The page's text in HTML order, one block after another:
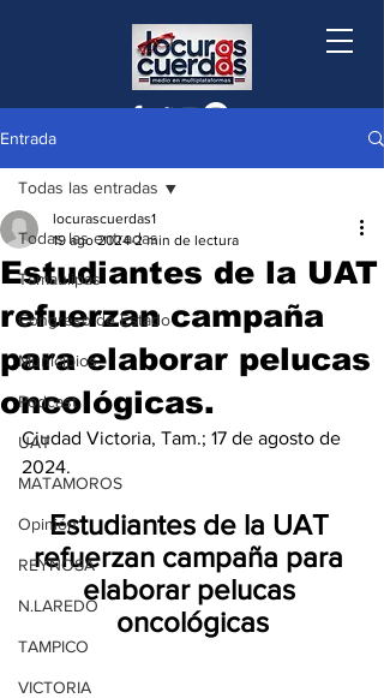
Entrada
Todas las entradas
Tamaulipas
Congreso de Estado
Municipios
Podcast
UAT
MATAMOROS
Opinión
REYNOSA
N.LAREDO
TAMPICO
VICTORIA
Todas las entradas
Estudiantes de la UAT
refuerzan campaña
para elaborar pelucas
oncológicas.
locurascuerdas1
19 ago 2024 2 min de lectura
Ciudad Victoria, Tam.; 17 de agosto de
2024.
Estudiantes de la UAT
refuerzan campaña para
elaborar pelucas
oncológicas